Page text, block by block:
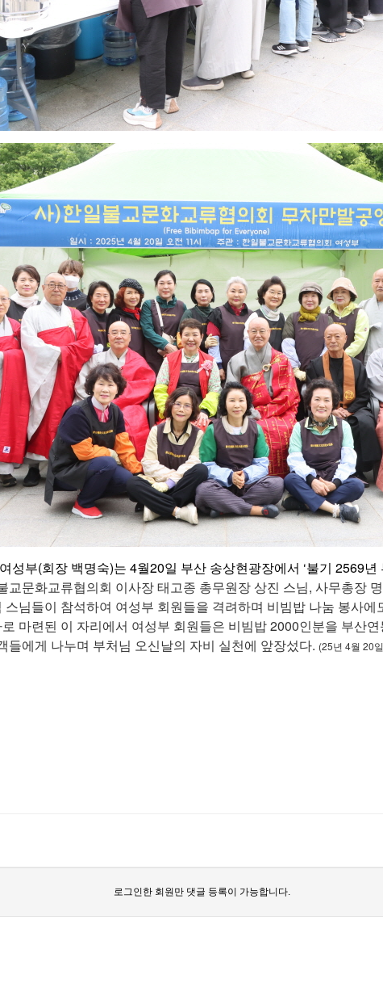
성부(회장 백명숙)는 4월20일 부산 송상현광장에서 ‘불기 2569
교문화교류협의회 이사장태고종 총무원장 상진 스님, 사무총장
님들이 참석하여 여성부 회원들을 격려하며 비빔밥 나눔 봉사에
마련된 이 자리에서 여성부 회원들은 비빔밥 2000인분을 부산
들에게 나누며 부처님 오신날의 자비 실천에 앞장섰다. (25년 4월 20
로그인한 회원만 댓글 등록이 가능합니다.